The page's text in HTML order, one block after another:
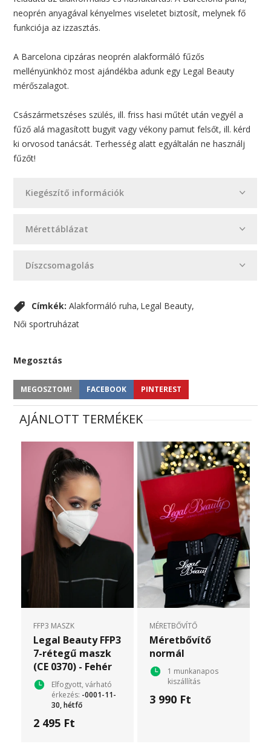
Kiegészítő információk
Mérettáblázat
Díszcsomagolás
neoprén anyagával kényelmes viseletet biztosít, melynek fő
funkciója az izzasztás.
A Barcelona cipzáras neoprén alakformáló fűzős
mellényünkhöz most ajándékba adunk egy Legal Beauty
mérőszalagot.
Császármetszéses szülés, ill. friss hasi műtét után vegyél a
fűző alá magasított bugyit vagy vékony pamut felsőt, ill. kérd
ki orvosod tanácsát. Terhesség alatt egyáltalán ne használj
fűzőt!
Címkék: Alakformáló ruha Legal Beauty
Női sportruházat
Megosztás
MEGOSZTOM! FACEBOOK PINTEREST
AJÁNLOTT TERMÉKEK
FFP3 MASZK
Legal Beauty FFP3
7-rétegű maszk
(CE 0370) - Fehér
Elfogyott, várható
érkezés: -0001-11-
30, hétfő
2 495 Ft
MÉRETBŐVÍTŐ
Méretbővítő
normál
1 munkanapos
kiszállítás
3 990 Ft